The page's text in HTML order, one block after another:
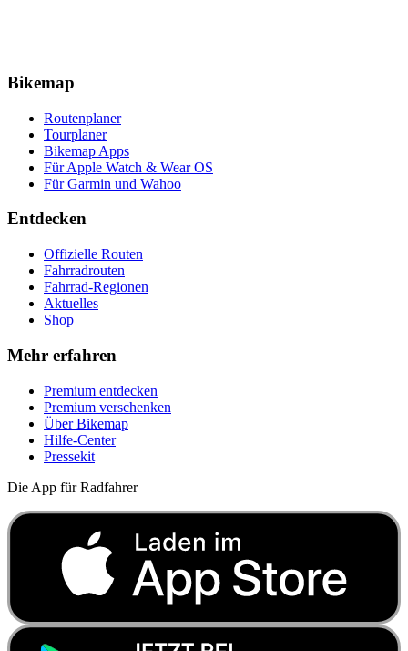
Bikemap
Routenplaner
Tourplaner
Bikemap Apps
Für Apple Watch & Wear OS
Für Garmin und Wahoo
Entdecken
Offizielle Routen
Fahrradrouten
Fahrrad-Regionen
Aktuelles
Shop
Mehr erfahren
Premium entdecken
Premium verschenken
Über Bikemap
Hilfe-Center
Pressekit
Die App für Radfahrer